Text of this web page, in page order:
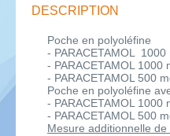
DESCRIPTION
Poche en polyoléfine
- PARACETAMOL
- PARACETAMOL 1000
- PARACETAMOL 500
Poche en polyoléfine
- PARACETAMOL 1000
- PARACETAMOL 500
Mesure additionnelle